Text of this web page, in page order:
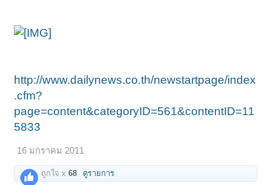
http://www.dailynews.co.th/newstartpage/index
.cfm?
page=content&categoryID=561&contentID=11
5833
16 มกราคม 2011
ถูกใจ x68 ดูรายการ